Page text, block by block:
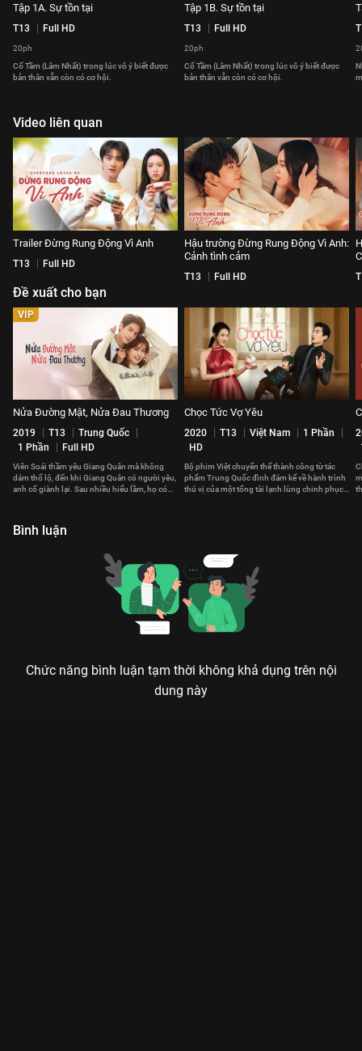
Tập 1A. Sự tồn tại
T13 Full HD
20ph
Cố Tầm (Lâm Nhất) trong lúc vô ý biết được
bản thân vẫn còn có cơ hội.
Tập 1B. Sự tồn tại
T13 Full HD
20ph
Cố Tầm (Lâm Nhất) trong lúc vô ý biết được
bản thân vẫn còn có cơ hội.
Video liên quan
Trailer Đừng Rung Động Vì Anh
T13 Full HD
Hậu trường Đừng Rung Động Vì Anh:
Cảnh tình cảm
T13 Full HD
Đề xuất cho bạn
VIP
Nửa Đường Mật, Nửa Đau Thương
2019 T13
Trung Quốc
1 Phần
Full HD
Viên Soái thầm yêu Giang Quân mà không
dám thổ lộ, đến khi Giang Quân có người yêu,
anh cố giành lại. Sau nhiều hiểu lầm, họ có
Chọc Tức Vợ Yêu
2020 T13 Việt Nam
1 Phần
HD
Bộ phim Việt chuyển thể thành công từ tác
phẩm Trung Quốc đình đám kể về hành trình
thú vị của một tổng tài lạnh lùng chinh phục
Bình luận
Chức năng bình luận tạm thời không khả dụng trên nội
dung này